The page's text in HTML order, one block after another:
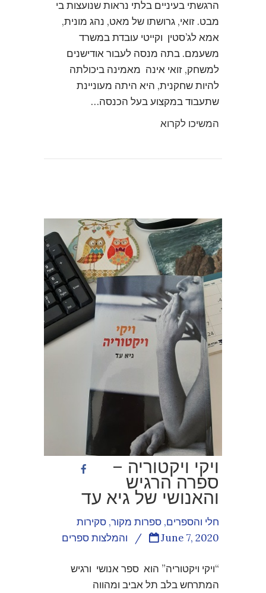
הרגשתי בעיניים בלתי נראות שנועצות בי
מבט. זואי, גרושתו של מאט, נהג מונית,
אמא לג’סטין וקייטי עובדת במשרד
משעמם. בתה מנסה לעבור אודישנים
למשחק, זואי אינה מאמינה ביכולתה
להיות שחקנית, היא היתה מעוניינת
שתעבוד במקצוע בעל הכנסה…
המשיכו לקרוא
ויקי ויקטוריה –
ספרה הרגיש
והאנושי של גיא עד
חלי והספרים, ספרות מקור, סקירות
והמלצות ספרים
/ June 7, 2020
“ויקי ויקטוריה” הוא ספר אנושי ורגיש
המתרחש בלב תל אביב ומהווה